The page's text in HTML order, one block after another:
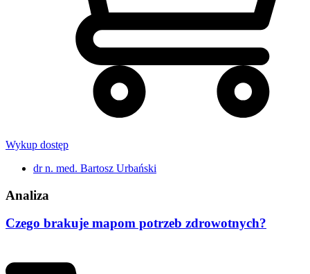
Wykup dostęp
dr n. med. Bartosz Urbański
Analiza
Czego brakuje mapom potrzeb zdrowotnych?